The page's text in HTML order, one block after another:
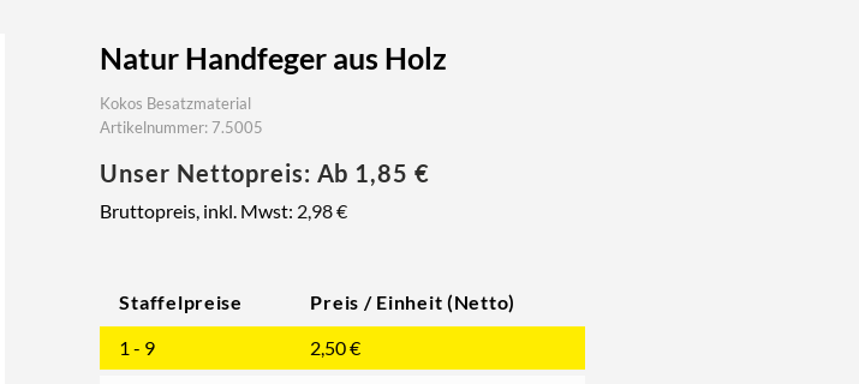
Natur Handfeger aus Holz
Kokos Besatzmaterial
Artikelnummer: 7.5005
Unser Nettopreis: Ab 1,85 €
Bruttopreis, inkl. Mwst: 2,98€
Staffelpreise
Preis / Einheit (Netto)
1 - 9
2,50€